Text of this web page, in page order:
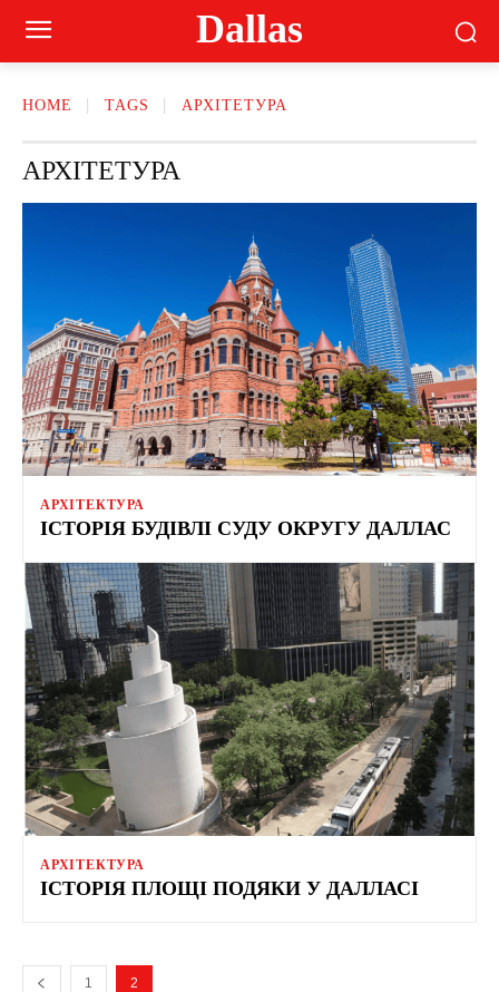
Dallas
HOME TAGS АРХІТЕТУРА
АРХІТЕТУРА
АРХІТЕКТУРА
ІСТОРІЯ БУДІВЛІ СУДУ ОКРУГУ ДАЛЛАС
АРХІТЕКТУРА
ІСТОРІЯ ПЛОЩІ ПОДЯКИ У ДАЛЛАСІ
1 2